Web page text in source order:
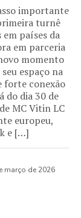
importante
turnê
países da
em parceria
momento
espaço na
forte conexão
do dia 30 de
MC Vitin LC
europeu,
e […]
março de 2026